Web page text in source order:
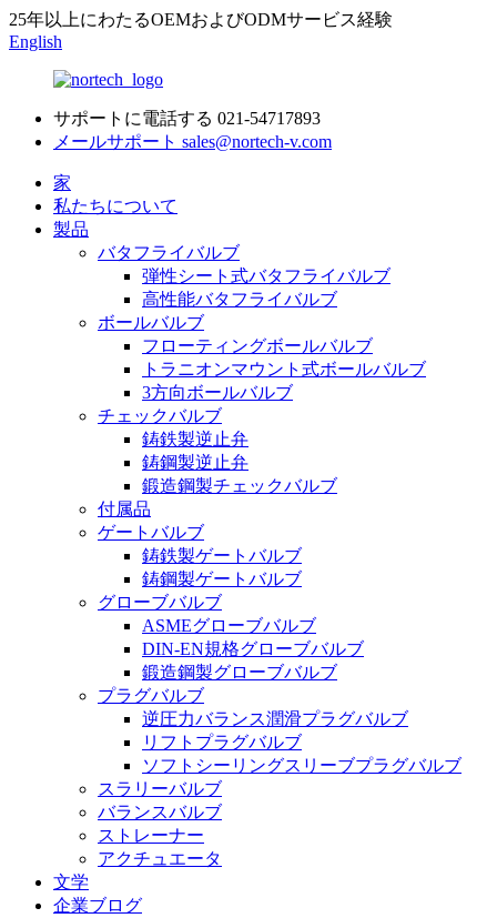
25年以上にわたるOEMおよびODMサービス経験
English
サポートに電話する 021-54717893
メールサポート sales@nortech-v.com
家
私たちについて
製品
バタフライバルブ
弾性シート式バタフライバルブ
高性能バタフライバルブ
ボールバルブ
フローティングボールバルブ
トラニオンマウント式ボールバルブ
3方向ボールバルブ
チェックバルブ
鋳鉄製逆止弁
鋳鋼製逆止弁
鍛造鋼製チェックバルブ
付属品
ゲートバルブ
鋳鉄製ゲートバルブ
鋳鋼製ゲートバルブ
グローブバルブ
ASMEグローブバルブ
DIN-EN規格グローブバルブ
鍛造鋼製グローブバルブ
プラグバルブ
逆圧力バランス潤滑プラグバルブ
リフトプラグバルブ
ソフトシーリングスリーブプラグバルブ
スラリーバルブ
バランスバルブ
ストレーナー
アクチュエータ
文学
企業ブログ